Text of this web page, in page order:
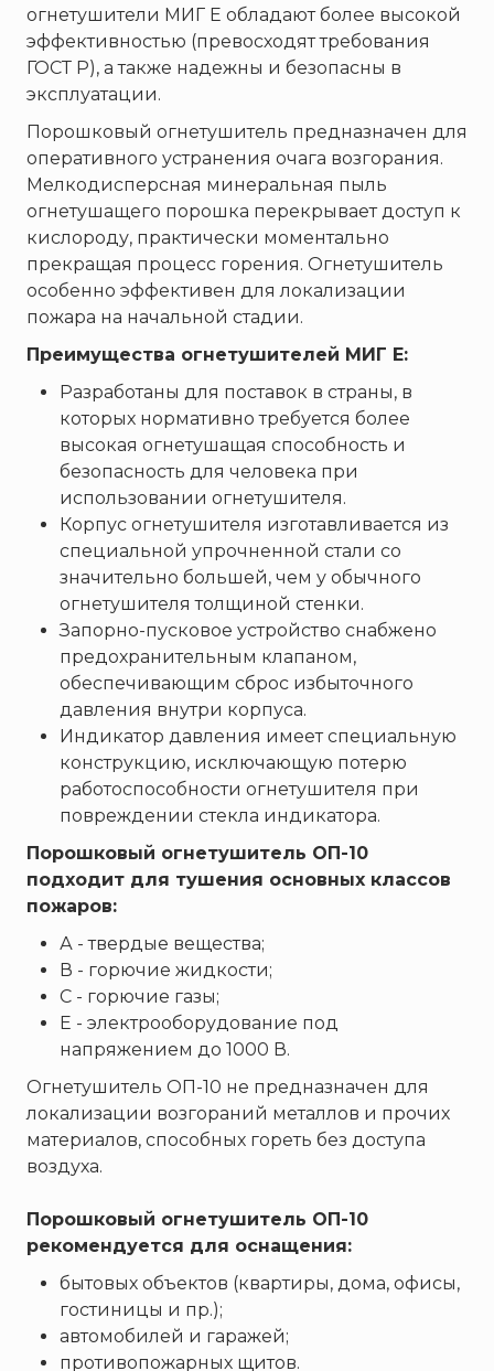
РИФ
Риэлта
РУБЕЖ
Русинтэк
Сalisia Vulcan
Сибирский Арсенал
Спектрон НПО
Спецавтоматика
Специнформатика-СИ
Спецприбор
СПИ
ТЕМПЕРО
Феникс
Элемент
Эридан
ЮНИТЕСТ
Ярпожинвест
огнетушители МИГ Е обладают более высокой
эффективностью (превосходят требования
ГОСТ Р), а также надежны и безопасны в
эксплуатации.
Порошковый огнетушитель предназначен для
оперативного устранения очага возгорания.
Мелкодисперсная минеральная пыль
огнетушащего порошка перекрывает доступ к
кислороду, практически моментально
прекращая процесс горения. Огнетушитель
особенно эффективен для локализации
пожара на начальной стадии.
Преимущества огнетушителей МИГ Е:
Разработаны для поставок в страны, в
которых нормативно требуется более
высокая огнетушащая способность и
безопасность для человека при
использовании огнетушителя.
Корпус огнетушителя изготавливается из
специальной упрочненной стали со
значительно большей, чем у обычного
огнетушителя толщиной стенки.
Запорно-пусковое устройство снабжено
предохранительным клапаном,
обеспечивающим сброс избыточного
давления внутри корпуса.
Индикатор давления имеет специальную
конструкцию, исключающую потерю
работоспособности огнетушителя при
повреждении стекла индикатора.
Порошковый огнетушитель ОП-10
подходит для тушения основных классов
пожаров:
А - твердые вещества;
В - горючие жидкости;
С - горючие газы;
Е - электрооборудование под
напряжением до 1000 В.
Огнетушитель ОП-10 не предназначен для
локализации возгораний металлов и прочих
материалов, способных гореть без доступа
воздуха.
Порошковый огнетушитель ОП-10
рекомендуется для оснащения:
бытовых объектов (квартиры, дома, офисы,
гостиницы и пр.);
автомобилей и гаражей;
противопожарных щитов.